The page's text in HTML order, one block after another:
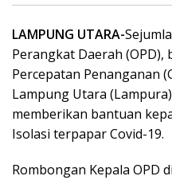
LAMPUNG UTARA-
Perangkat Daerah (OPD),
Percepatan Penanganan
Lampung Utara
memberikan bantuan
Isolasi terpapar Covid-19.
Rombongan Kepala OPD